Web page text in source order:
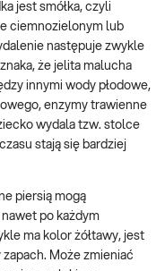
jest smółka, czyli
ciemnozielonym lub
następuje zwykle
że jelita malucha
innymi wody płodowe,
enzymy trawienne
wydala tzw. stolce
stają się bardziej
piersią mogą
po każdym
ma kolor żółtawy, jest
Może zmieniać